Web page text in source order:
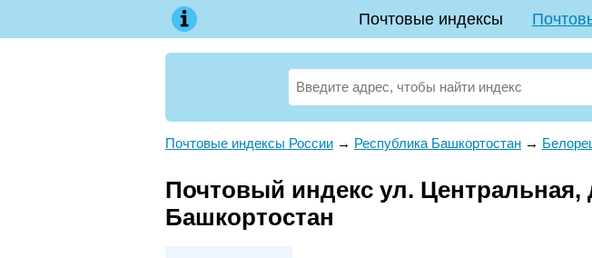
Почтовые индексы
Почтовые индексы России → Республика Башкортостан →
Почтовый индекс ул. Центральная,
Башкортостан